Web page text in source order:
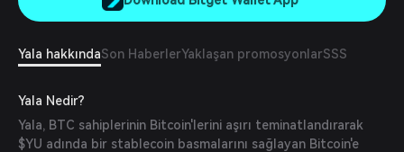
Yala hakkındaSon HaberlerYaklaşan promosyonlarSSS
Yala Nedir?
Yala, BTC sahiplerinin Bitcoin'lerini aşırı teminatlandırarak
$YU adında bir stablecoin basmalarını sağlayan Bitcoin'e